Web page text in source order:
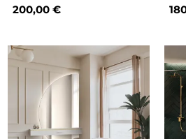
200,00 €